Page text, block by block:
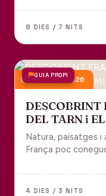
8 DIES / 7 NITS
GUIA PROPI
9 octubre 2026
DESCOBRINT
DEL TARN i
Natura, paisatges i
França poc
de Millau.
4 DIES / 3 NITS